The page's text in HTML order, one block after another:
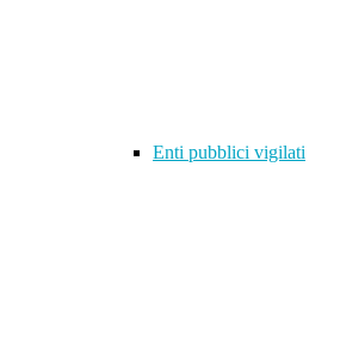
Enti pubblici vigilati